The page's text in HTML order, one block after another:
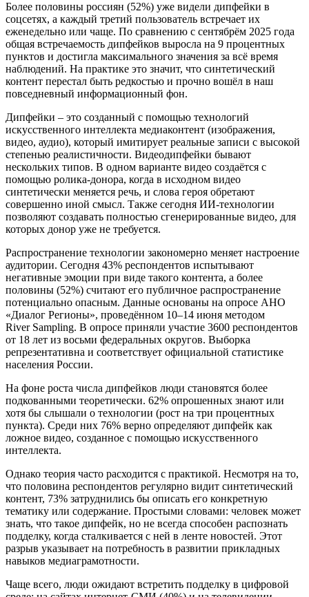
Более половины россиян (52%) уже видели дипфейки в
соцсетях, а каждый третий пользователь встречает их
еженедельно или чаще. По сравнению с сентябрём 2025 года
общая встречаемость дипфейков выросла на 9 процентных
пунктов и достигла максимального значения за всё время
наблюдений. На практике это значит, что синтетический
контент перестал быть редкостью и прочно вошёл в наш
повседневный информационный фон.
Дипфейки – это созданный с помощью технологий
искусственного интеллекта медиаконтент (изображения,
видео, аудио), который имитирует реальные записи с высокой
степенью реалистичности. Видеодипфейки бывают
нескольких типов. В одном варианте видео создаётся с
помощью ролика-донора, когда в исходном видео
синтетически меняется речь, и слова героя обретают
совершенно иной смысл. Также сегодня ИИ-технологии
позволяют создавать полностью сгенерированные видео, для
которых донор уже не требуется.
Распространение технологии закономерно меняет настроение
аудитории. Сегодня 43% респондентов испытывают
негативные эмоции при виде такого контента, а более
половины (52%) считают его публичное распространение
потенциально опасным. Данные основаны на опросе АНО
«Диалог Регионы», проведённом 10–14 июня методом
River Sampling. В опросе приняли участие 3600 респондентов
от 18 лет из восьми федеральных округов. Выборка
репрезентативна и соответствует официальной статистике
населения России.
На фоне роста числа дипфейков люди становятся более
подкованными теоретически. 62% опрошенных знают или
хотя бы слышали о технологии (рост на три процентных
пункта). Среди них 76% верно определяют дипфейк как
ложное видео, созданное с помощью искусственного
интеллекта.
Однако теория часто расходится с практикой. Несмотря на то,
что половина респондентов регулярно видит синтетический
контент, 73% затруднились бы описать его конкретную
тематику или содержание. Простыми словами: человек может
знать, что такое дипфейк, но не всегда способен распознать
подделку, когда сталкивается с ней в ленте новостей. Этот
разрыв указывает на потребность в развитии прикладных
навыков медиаграмотности.
Чаще всего, люди ожидают встретить подделку в цифровой